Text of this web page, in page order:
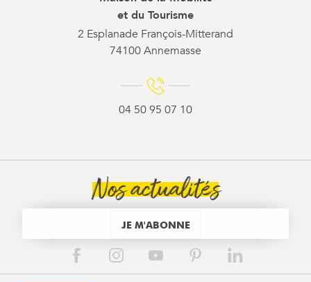
et du Tourisme
2 Esplanade François-Mitterand
74100 Annemasse
04 50 95 07 10
Nos actualités
JE M'ABONNE